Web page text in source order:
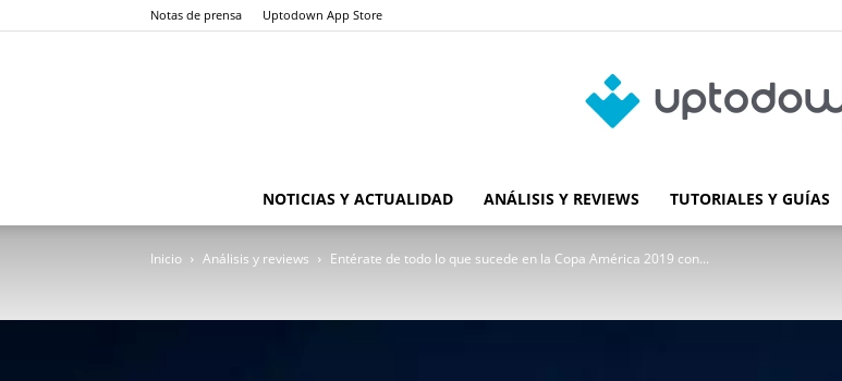
Notas de prensa Uptodown App Store
Blog
NOTICIAS Y ACTUALIDAD ANÁLISIS Y REVIEWS TUTORIALES Y GUÍAS
Inicio Análisis y reviews Entérate de todo lo que sucede en la Copa América 2019 con...